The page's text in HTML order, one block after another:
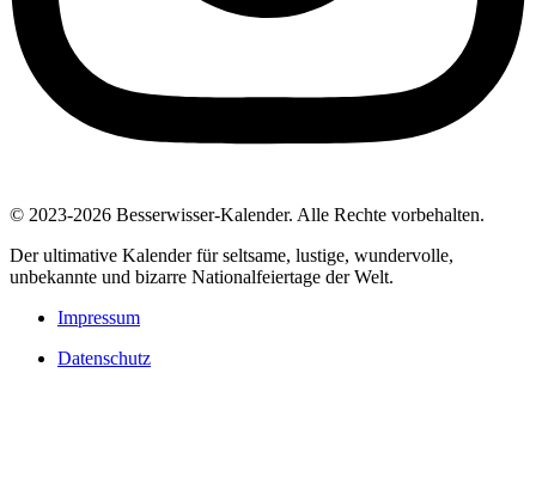
© 2023-2026 Besserwisser-Kalender. Alle Rechte vorbehalten.
Der ultimative Kalender für seltsame, lustige, wundervolle,
unbekannte und bizarre Nationalfeiertage der Welt.
Impressum
Datenschutz